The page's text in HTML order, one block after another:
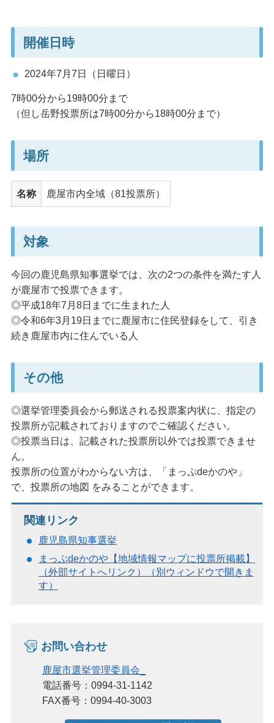
開催日時
2024年7月7日（日曜日）
7時00分から19時00分まで
（但し岳野投票所は7時00分から18時00分まで）
場所
名称 鹿屋市内全域（81投票所）
対象
今回の鹿児島県知事選挙では、次の2つの条件を満たす人
が鹿屋市で投票できます。
◎平成18年7月8日までに生まれた人
◎令和6年3月19日までに鹿屋市に住民登録をして、引き
続き鹿屋市内に住んでいる人
その他
◎選挙管理委員会から郵送される投票案内状に、指定の
投票所が記載されておりますのでご確認ください。
◎投票当日は、記載された投票所以外では投票できませ
ん。
投票所の位置がわからない方は、「まっぷdeかのや」
で、投票所の地図 をみることができます。
関連リンク
鹿児島県知事選挙
まっぷdeかのや【地域情報マップに投票所掲載】
（外部サイトへリンク）（別ウィンドウで開きま
す）
お問い合わせ
鹿屋市選挙管理委員会_
電話番号：0994-31-1142
FAX番号：0994-40-3003